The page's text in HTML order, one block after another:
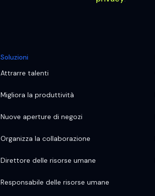
Soluzioni
Attrarre talenti
Migliora la produttività
Nuove aperture di negozi
Organizza la collaborazione
Direttore delle risorse umane
Responsabile delle risorse umane